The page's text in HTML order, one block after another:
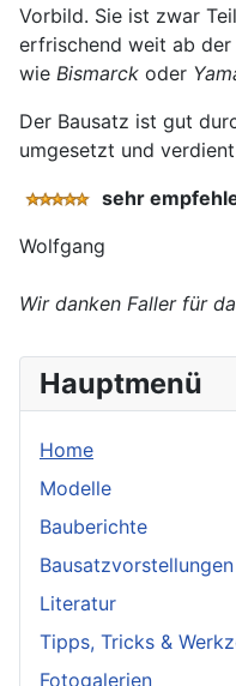
Hauptmenü
Home
Modelle
Bauberichte
Bausatzvorstellungen
Literatur
Tipps, Tricks &
Fotogalerien
Vorbild. Sie ist zwar
erfrischend weit ab
wie Bismarck oder
Der Bausatz ist gut
umgesetzt und
sehr
Wolfgang
Wir danken Faller für